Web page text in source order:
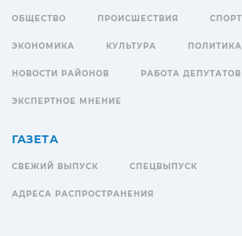
ОБЩЕСТВО ПРОИСШЕСТВИЯ СПОРТ
ЭКОНОМИКА КУЛЬТУРА ПОЛИТИКА
НОВОСТИ РАЙОНОВ РАБОТА ДЕПУТАТОВ
ЭКСПЕРТНОЕ МНЕНИЕ
ГАЗЕТА
СВЕЖИЙ ВЫПУСК СПЕЦВЫПУСК
АДРЕСА РАСПРОСТРАНЕНИЯ